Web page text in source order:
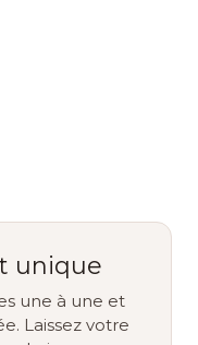
unique
une à une et
Laissez votre